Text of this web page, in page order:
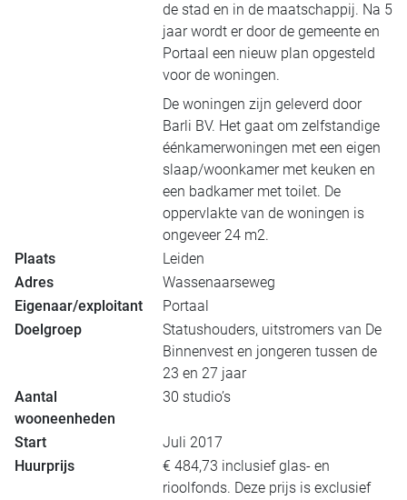
de stad en in de maatschappij. Na 5
jaar wordt er door de gemeente en
Portaal een nieuw plan opgesteld
voor de woningen.
De woningen zijn geleverd door
Barli BV. Het gaat om zelfstandige
éénkamerwoningen met een eigen
slaap/woonkamer met keuken en
een badkamer met toilet. De
oppervlakte van de woningen is
ongeveer 24 m2.
Plaats
Leiden
Adres
Wassenaarseweg
Eigenaar/exploitant
Portaal
Doelgroep
Statushouders, uitstromers van De
Binnenvest en jongeren tussen de
23 en 27 jaar
Aantal
wooneenheden
30 studio’s
Start
Juli 2017
Huurprijs
€ 484,73 inclusief glas- en
rioolfonds. Deze prijs is exclusief